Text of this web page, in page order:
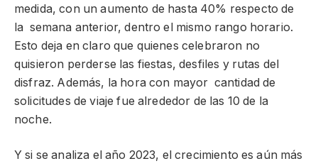
medida, con un aumento de hasta 40% respecto de
la semana anterior, dentro el mismo rango horario.
Esto deja en claro que quienes celebraron no
quisieron perderse las fiestas, desfiles y rutas del
disfraz. Además, la hora con mayor cantidad de
solicitudes de viaje fue alrededor de las 10 de la
noche.
Y si se analiza el año 2023, el crecimiento es aún más